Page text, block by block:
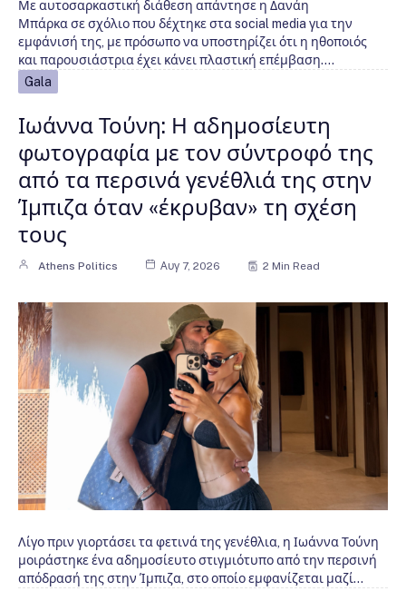
Με αυτοσαρκαστική διάθεση απάντησε η Δανάη
Μπάρκα σε σχόλιο που δέχτηκε στα social media για την
εμφάνισή της, με πρόσωπο να υποστηρίζει ότι η ηθοποιός
και παρουσιάστρια έχει κάνει πλαστική επέμβαση.…
Gala
Ιωάννα Τούνη: Η αδημοσίευτη
φωτογραφία με τον σύντροφό της
από τα περσινά γενέθλιά της στην
Ίμπιζα όταν «έκρυβαν» τη σχέση
τους
Athens Politics Αυγ 7, 2026 2 Min Read
Λίγο πριν γιορτάσει τα φετινά της γενέθλια, η Ιωάννα Τούνη
μοιράστηκε ένα αδημοσίευτο στιγμιότυπο από την περσινή
απόδρασή της στην Ίμπιζα, στο οποίο εμφανίζεται μαζί…